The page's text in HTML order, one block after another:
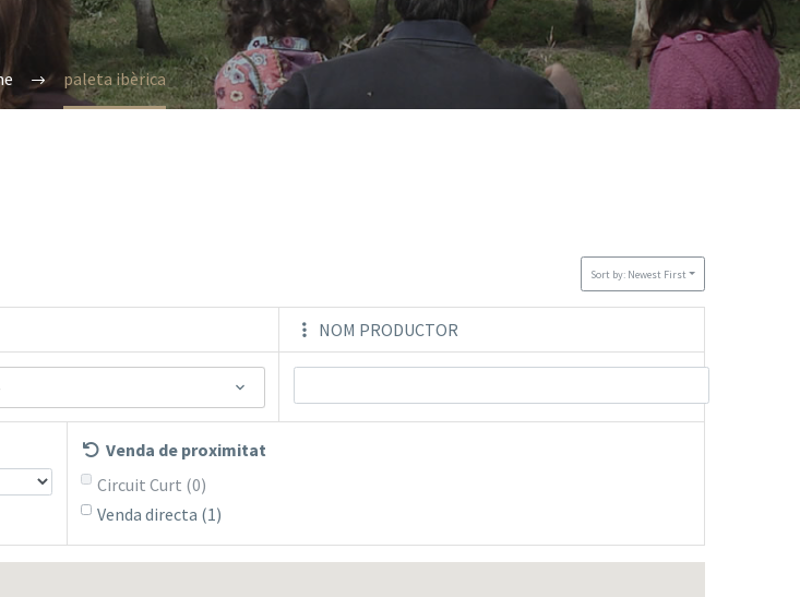
paleta ibèrica
Sort by: Newest First
NOM PRODUCTOR
Venda de proximitat
Circuit Curt (0)
Venda directa (1)